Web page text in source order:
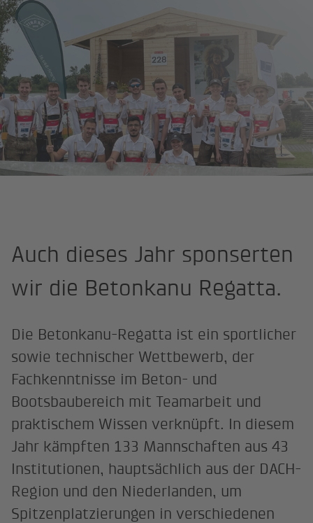
Auch dieses Jahr sponserten
wir die Betonkanu Regatta.
Die Betonkanu-Regatta ist ein sportlicher
sowie technischer Wettbewerb, der
Fachkenntnisse im Beton- und
Bootsbaubereich mit Teamarbeit und
praktischem Wissen verknüpft. In diesem
Jahr kämpften 133 Mannschaften aus 43
Institutionen, hauptsächlich aus der DACH-
Region und den Niederlanden, um
Spitzenplatzierungen in verschiedenen